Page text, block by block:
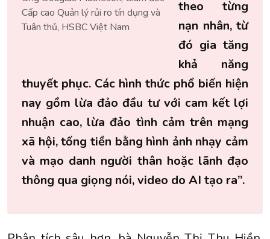
Cấp cao Quản lý rủi ro tín dụng và
Tuân thủ, HSBC Việt Nam
theo từng
nạn nhân, từ
đó gia tăng
khả năng
thuyết phục. Các hình thức phổ biến hiện
nay gồm lừa đảo đầu tư với cam kết lợi
nhuận cao, lừa đảo tình cảm trên mạng
xã hội, tống tiền bằng hình ảnh nhạy cảm
và mạo danh người thân hoặc lãnh đạo
thông qua giọng nói, video do AI tạo ra”.